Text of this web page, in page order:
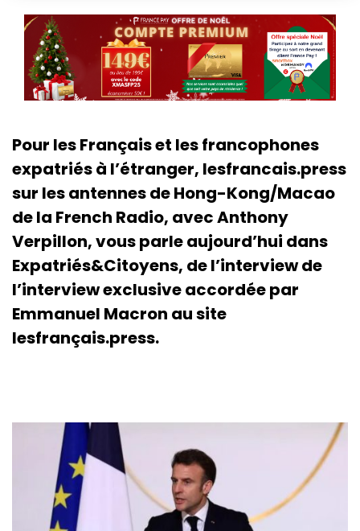
Pour les Français et les francophones
expatriés à l’étranger, lesfrancais.press
sur les antennes de Hong-Kong/Macao
de la French Radio, avec Anthony
Verpillon, vous parle aujourd’hui dans
Expatriés&Citoyens, de l’interview de
l’interview exclusive accordée par
Emmanuel Macron au site
lesfrançais.press.